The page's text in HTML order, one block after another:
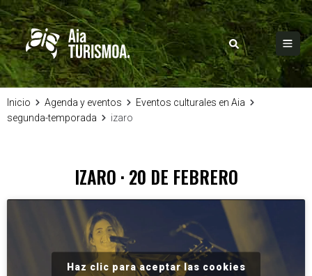
Inicio Agenda y eventos
Eventos culturales en Aia
segunda-temporada
izaro
IZARO · 20 DE FEBRERO
Haz clic para aceptar las cookies